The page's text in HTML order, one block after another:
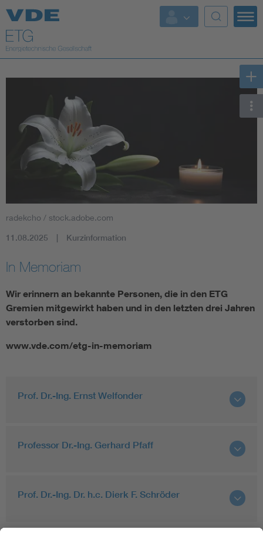
Top Themen
Fokusthemen
AI & Digital Trust
Health
Energy grids
Energy storage
radekcho / stock.adobe.com
11.08.2025 Kurzinformation
In Memoriam
Wir erinnern an bekannte Personen, die in den ETG
Gremien mitgewirkt haben und in den letzten drei Jahren
verstorben sind.
www.vde.com/etg-in-memoriam
Prof. Dr.-Ing. Ernst Welfonder
Professor Dr.-Ing. Gerhard Pfaff
Prof. Dr.-Ing. Dr. h.c. Dierk F. Schröder